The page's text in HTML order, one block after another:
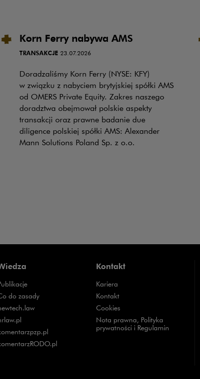
Korn Ferry nabywa AMS
TRANSAKCJE 23.07.2026
Doradzaliśmy Korn Ferry (NYSE: KFY)
w związku z nabyciem brytyjskiej spółki AMS
od OMERS Private Equity. Zakres naszego
doradztwa obejmował polskie aspekty
transakcji oraz prawne badanie due
diligence polskiej spółki AMS: Alexander
Mann Solutions Poland Sp. z o.o.
do zasadyUwaga, link zostanie otwarty w nowym oknie
Uwaga, link zostanie otwarty w nowym oknie
Uwaga, link zostanie otwarty w nowym oknie
Uwaga, link zostanie otwarty w nowym oknie
Uwaga, link zostanie otwarty w nowym oknie
Kontakt
Kariera
Kontakt
Cookies
Nota prawna, Polityka
prywatności i Regulamin